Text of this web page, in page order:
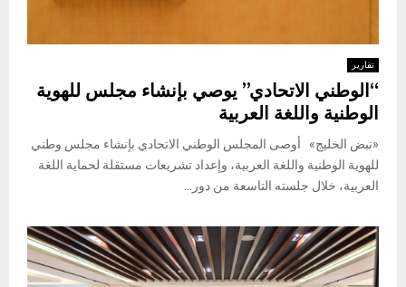
تقارير
“الوطني الاتحادي” يوصي بإنشاء مجلس للهوية
الوطنية واللغة العربية
«نبض الخليج» أوصى المجلس الوطني الاتحادي بإنشاء مجلس وطني
للهوية الوطنية واللغة العربية، وإعداد تشريعات مستقلة لحماية اللغة
العربية، خلال جلسته التاسعة من دور...